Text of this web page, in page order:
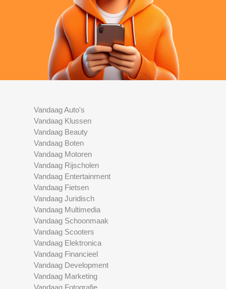
Vandaag Auto's
Vandaag Klussen
Vandaag Beauty
Vandaag Boten
Vandaag Motoren
Vandaag Rijscholen
Vandaag Entertainment
Vandaag Fietsen
Vandaag Juridisch
Vandaag Multimedia
Vandaag Schoonmaak
Vandaag Scooters
Vandaag Elektronica
Vandaag Financieel
Vandaag Development
Vandaag Marketing
Vandaag Fotografie